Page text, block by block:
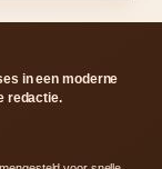
in een moderne
redactie.